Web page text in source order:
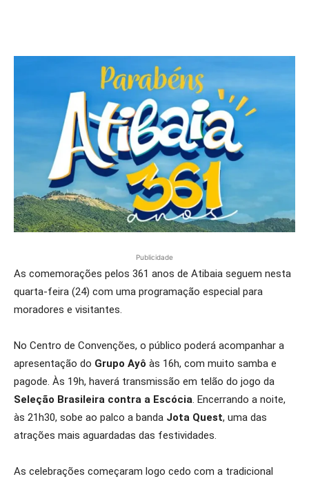
Publicidade
As comemorações pelos 361 anos de Atibaia seguem nesta
quarta-feira (24) com uma programação especial para
moradores e visitantes.
No Centro de Convenções, o público poderá acompanhar a
apresentação do Grupo Ayô às 16h, com muito samba e
pagode. Às 19h, haverá transmissão em telão do jogo da
Seleção Brasileira contra a Escócia. Encerrando a noite,
às 21h30, sobe ao palco a banda Jota Quest, uma das
atrações mais aguardadas das festividades.
As celebrações começaram logo cedo com a tradicional